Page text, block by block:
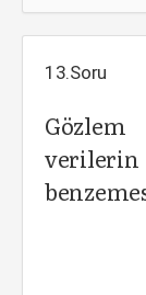
13.Soru